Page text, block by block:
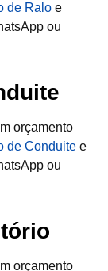
de Ralo e
ou
orçamento
de Conduite e
ou
orçamento